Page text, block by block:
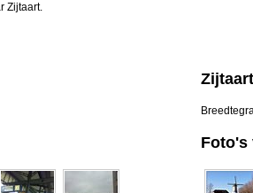
Zijtaart.
Foto's